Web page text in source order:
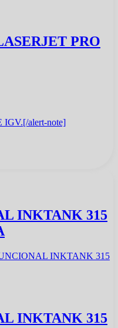
PRO
IGV.[/alert-note]
INKTANK 315
INKTANK 315